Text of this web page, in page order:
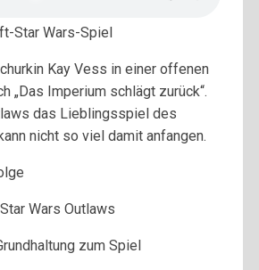
Star Wars-Spiel
Kay Vess in einer offenen
„Das Imperium schlägt zurück“.
das Lieblingsspiel des
nicht so viel damit anfangen.
Wars Outlaws
zum Spiel